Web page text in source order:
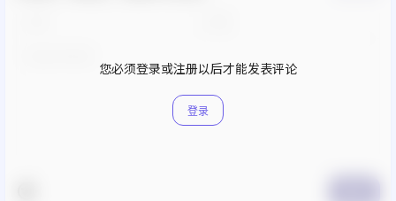
您必须登录或注册以后才能发表评论
登录